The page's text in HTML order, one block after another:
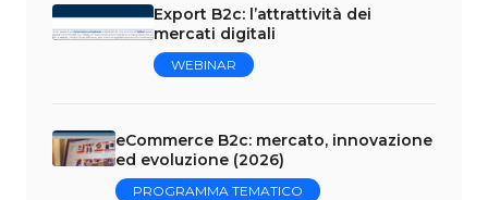
Export B2c: l’attrattività dei
mercati digitali
WEBINAR
eCommerce B2c: mercato, innovazione
ed evoluzione (2026)
PROGRAMMA TEMATICO